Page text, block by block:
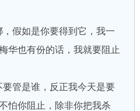
假如是你要得到它，我一
华也有份的话，我就要阻止
管是谁，反正我今天是要
怕你阻止，除非你把我杀